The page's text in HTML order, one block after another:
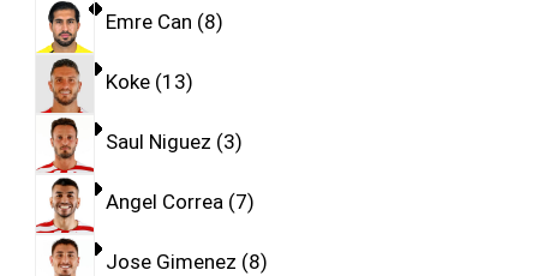
Emre Can 8
Koke 13
Saul Niguez 3
Angel Correa 7
Jose Gimenez 8